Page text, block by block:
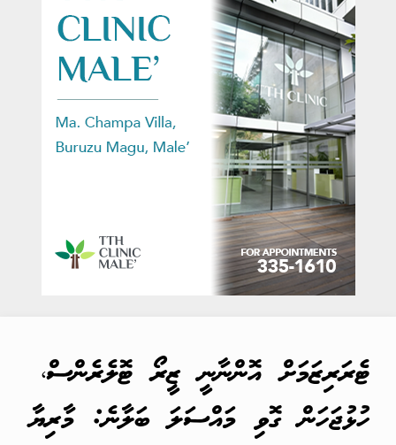
ޓެރަރިޒަމަށް އޮންނާނީ ޒީރޯ ޓޮލެރެންސް،
ހުޅުޖަހަން ގޮވި މައްސަލަ ބަލާނެ: މާރިޔާ